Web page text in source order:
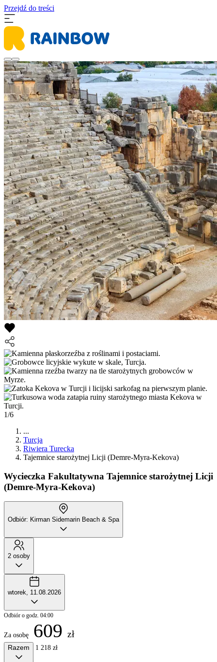
Przejdź do treści
1/6
...
Turcja
Riwiera Turecka
Tajemnice starożytnej Licji (Demre-Myra-Kekova)
Wycieczka Fakultatywna Tajemnice starożytnej Licji
(Demre-Myra-Kekova)
Odbiór: Kirman Sidemarin Beach & Spa
2 osoby
wtorek, 11.08.2026
Odbiór o godz. 04:00
Za osobę 609 zł
Razem 1 218 zł